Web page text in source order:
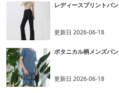
レディースプリントパ
更新日2026-06-18
ボタニカル柄メンズパ
更新日2026-06-18